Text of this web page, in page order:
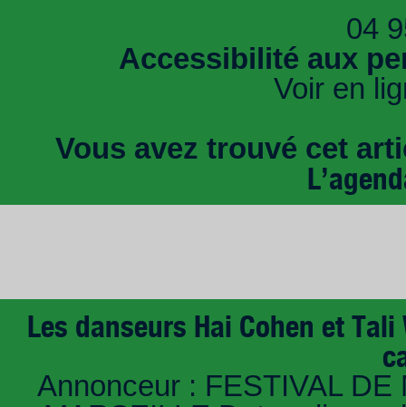
04
Accessibilité aux
Voir en
Vous avez trouvé cet
Les danseurs Hai Cohen et
Annonceur : FESTIVAL